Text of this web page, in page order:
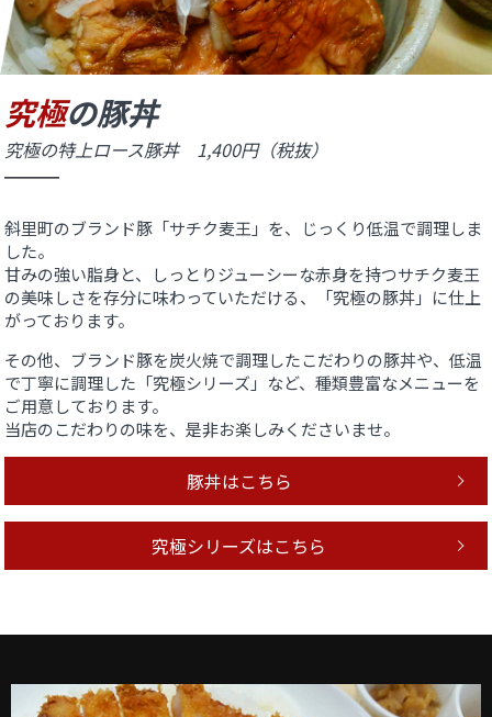
究極の豚丼
究極の特上ロース豚丼 1,400円（税抜）
斜里町のブランド豚「サチク麦王」を、じっくり低温で調理しま
した。
甘みの強い脂身と、しっとりジューシーな赤身を持つサチク麦王
の美味しさを存分に味わっていただける、
「究極の豚丼」に仕上
がっております。
その他、ブランド豚を炭火焼で調理したこだわりの豚丼や、低温
で丁寧に調理した「究極シリーズ」など、種類豊富なメニューを
ご用意しております。
当店のこだわりの味を、是非お楽しみくださいませ。
豚丼はこちら
究極シリーズはこちら